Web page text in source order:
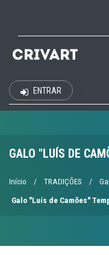
ENTRAR
GALO "LUÍS DE
Início / TRADIÇÕES /
Galo "Luís de Camões"